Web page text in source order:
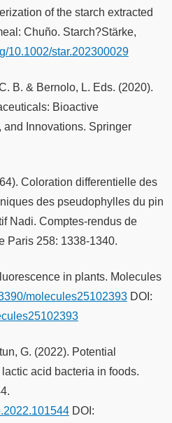
of the starch extracted
Chuño. Starch?Stärke,
10.1002/star.202300029
B. & Bernolo, L. Eds. (2020).
Bioactive
Innovations. Springer
Coloration differentielle des
des pseudophylles du pin
Nadi. Comptes-rendus de
Paris 258: 1338-1340.
in plants. Molecules
molecules25102393DOI:
G. (2022). Potential
acid bacteria in foods.
DOI: